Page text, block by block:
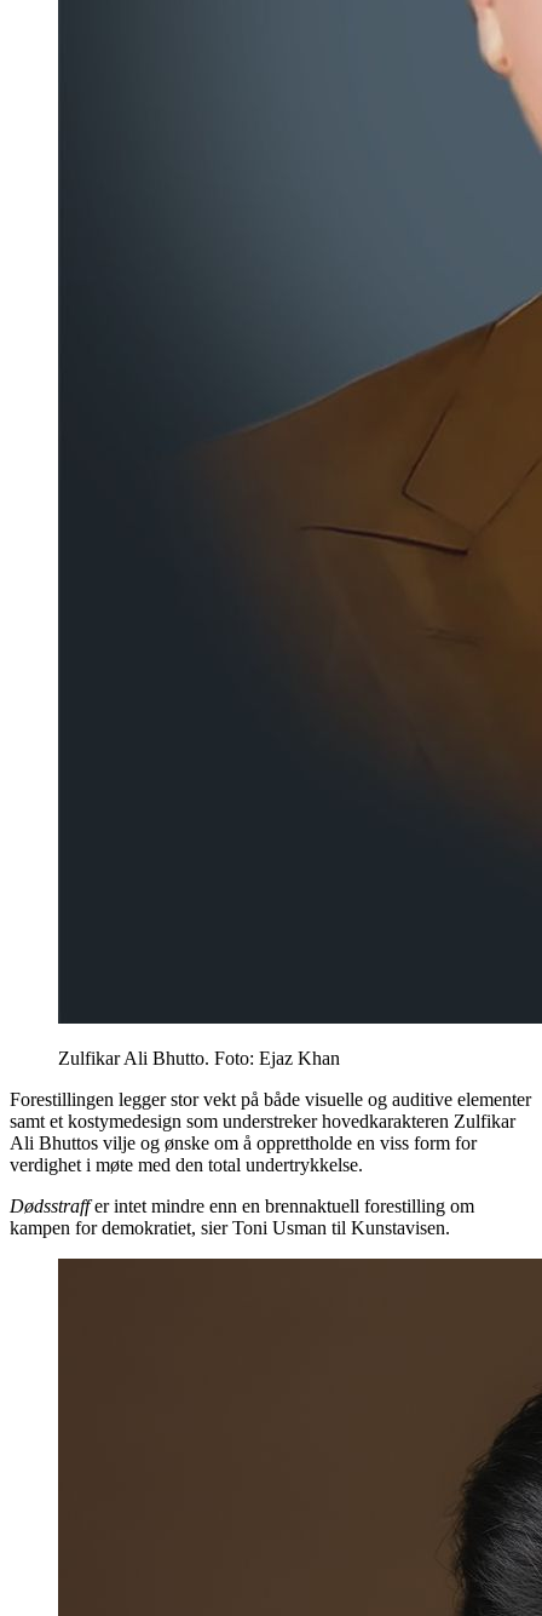
Zulfikar Ali Bhutto. Foto: Ejaz Khan
Forestillingen legger stor vekt på både visuelle og auditive elementer
samt et kostymedesign som understreker hovedkarakteren Zulfikar
Ali Bhuttos vilje og ønske om å opprettholde en viss form for
verdighet i møte med den total undertrykkelse.
Dødsstraffer intet mindre enn en brennaktuell forestilling om
kampen for demokratiet, sier Toni Usman til Kunstavisen.